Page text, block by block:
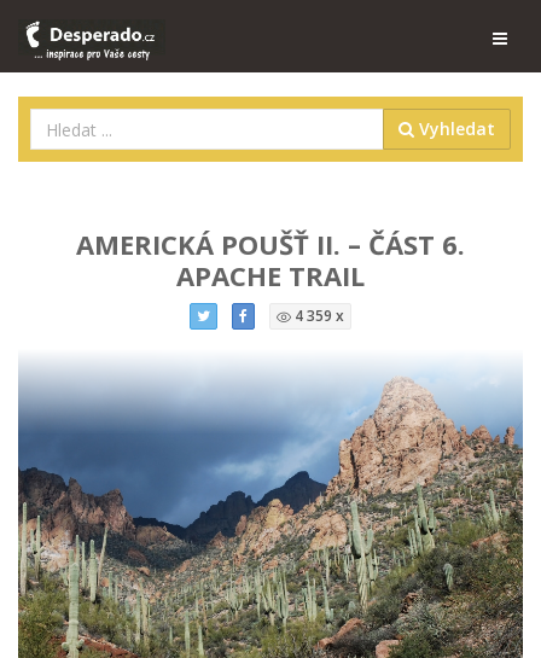
Vyhledat
AMERICKÁ POUŠŤ II. – ČÁST 6.
APACHE TRAIL
4 359 x